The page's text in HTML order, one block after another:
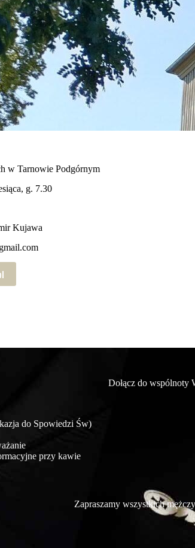
w Tarnowie Podgórnym
g. 7.30
Kujawa
Dołącz do
do Spowiedzi Św)
przy kawie
Zapraszamy wszystkich